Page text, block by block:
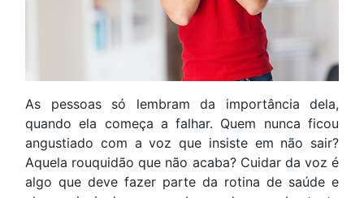
As pessoas só lembram da importância dela,
quando ela começa a falhar. Quem nunca ficou
angustiado com a voz que insiste em não sair?
Aquela rouquidão que não acaba? Cuidar da voz é
algo que deve fazer parte da rotina de saúde e